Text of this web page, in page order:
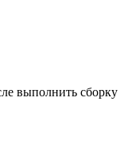
выполнить сборку